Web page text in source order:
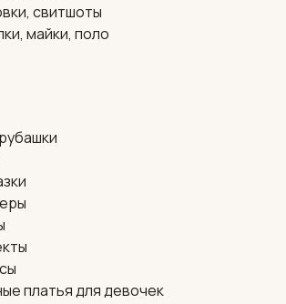
свитшоты
майки, поло
платья для девочек